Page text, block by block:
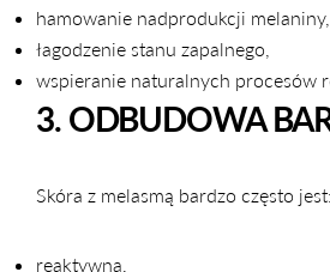
hamowanie nadprodukcji melaniny,
łagodzenie stanu zapalnego,
wspieranie naturalnych procesów
3. ODBUDOWA
Skóra z melasmą bardzo często jest:
reaktywna,